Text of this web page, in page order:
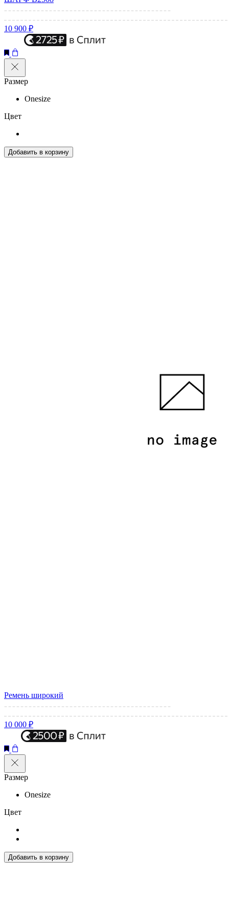
10 900 ₽
Размер
Onesize
Цвет
Добавить в корзину
Ремень широкий
10 000 ₽
Размер
Onesize
Цвет
Добавить в корзину